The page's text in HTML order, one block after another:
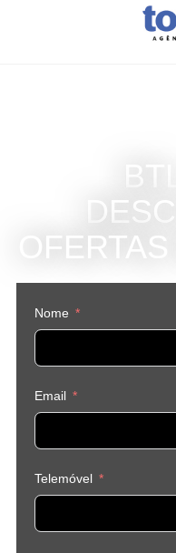
Nome
Email
Telemóvel